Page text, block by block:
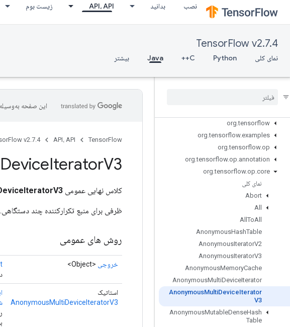
نصب بدانید API، API زیست بوم
TensorFlow v2.7.4
نمای کلی Python
C++
Java بیشتر
org.tensorflow
org.tensorflow.examples
org.tensorflow.op
org.tensorflow.op.annotation
org.tensorflow.op.core
نمای کلی
Abort
All
All ToAll
AnonymousHashTable
AnonymousIteratorV2
AnonymousIteratorV3
AnonymousMemoryCache
AnonymousMultiDeviceIterator
AnonymousMultiDeviceIterator
V3
AnonymousMutableDenseHash
Table
این صفحه به‌وسیله
TensorFlow API، API v2.7.4
DeviceIteratorV3
کلاس نهایی عمومی
ظرفی برای منبع تکرارکننده چند دستگاهی.
روش های عمومی
خروجی <Object>
استاتیک
AnonymousMultiDeviceIteratorV3